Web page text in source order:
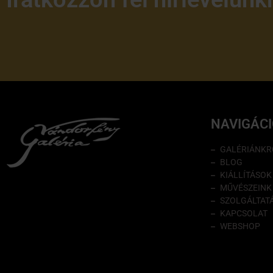
BLOG
KIÁLLÍTÁSOK
MŰVÉSZEINK
KAPCSOLAT
WEBSHOP